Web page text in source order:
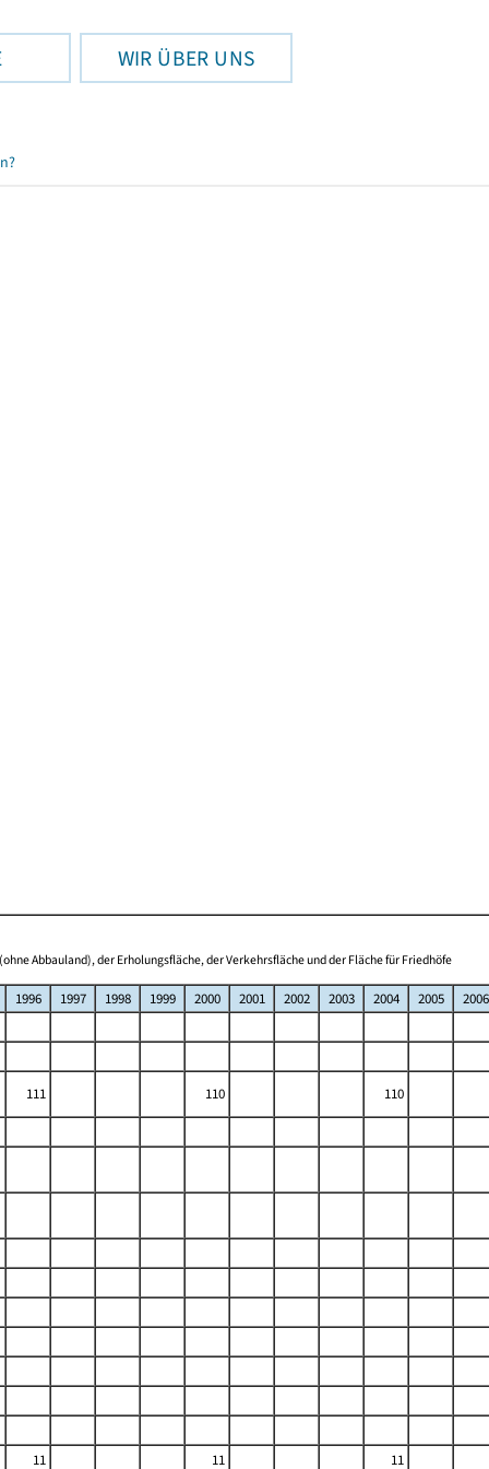
WIR ÜBER UNS
Abbauland), der Erholungsfläche, der Verkehrsfläche und der Fläche für Friedhöfe
1996 1997 1998 1999 2000 2001 2002 2003 2004 2005
2006
111 110
110
11 11
11